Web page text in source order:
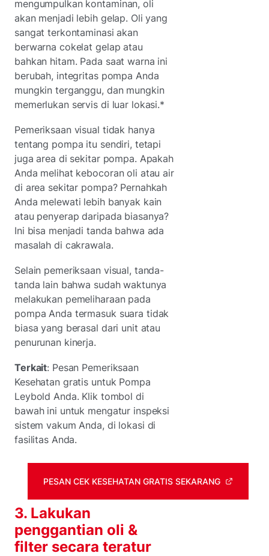
mengumpulkan kontaminan, oli
akan menjadi lebih gelap. Oli yang
sangat terkontaminasi akan
berwarna cokelat gelap atau
bahkan hitam. Pada saat warna ini
berubah, integritas pompa Anda
mungkin terganggu, dan mungkin
memerlukan servis di luar lokasi.*
Pemeriksaan visual tidak hanya
tentang pompa itu sendiri, tetapi
juga area di sekitar pompa. Apakah
Anda melihat kebocoran oli atau air
di area sekitar pompa? Pernahkah
Anda melewati lebih banyak kain
atau penyerap daripada biasanya?
Ini bisa menjadi tanda bahwa ada
masalah di cakrawala.
Selain pemeriksaan visual, tanda-
tanda lain bahwa sudah waktunya
melakukan pemeliharaan pada
pompa Anda termasuk suara tidak
biasa yang berasal dari unit atau
penurunan kinerja.
Terkait: Pesan Pemeriksaan
Kesehatan gratis untuk Pompa
Leybold Anda. Klik tombol di
bawah ini untuk mengatur inspeksi
sistem vakum Anda, di lokasi di
fasilitas Anda.
PESAN CEK KESEHATAN GRATIS SEKARANG
3. Lakukan
penggantian oli &
filter secara teratur